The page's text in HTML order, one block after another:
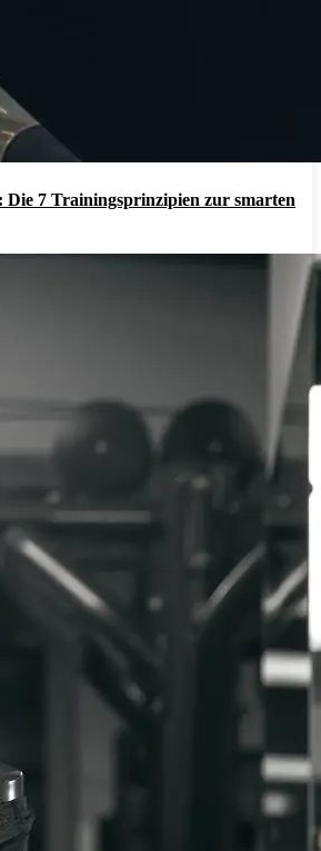
Die 7 Trainingsprinzipien zur smarten